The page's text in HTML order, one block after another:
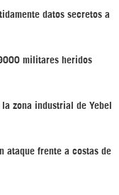
datos secretos a
militares heridos
zona industrial de Yebel
ataque frente a costas de